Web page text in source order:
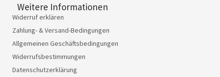
Weitere Informationen
Widerruf erklären
Zahlung- & Versand-Bedingungen
Allgemeinen Geschäftsbedingungen
Widerrufsbestimmungen
Datenschutzerklärung